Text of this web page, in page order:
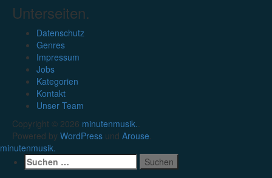
Unterseiten.
Datenschutz
Genres
Impressum
Jobs
Kategorien
Kontakt
Unser Team
Copyright © 2026 minutenmusik..
Powered by WordPress und Arouse.
minutenmusik.
Suchen
nach: